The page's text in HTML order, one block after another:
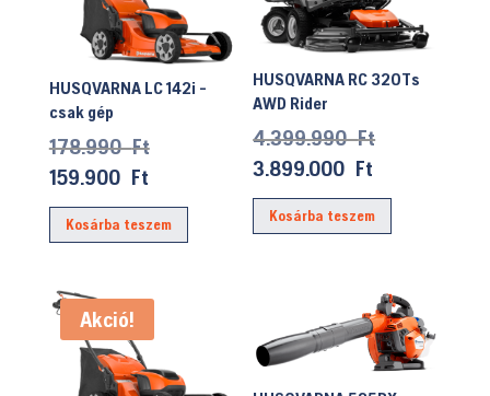
HUSQVARNA LC 142i -
csak gép
178.990FtOriginal
was:
178.990 Ft.
159.900 FtCurrent
price
is:
Kosárba teszem
HUSQVARNA RC 320Ts
AWD Rider
4.399.990FtOriginal
was:
4.399.990
3.899.000 Ft
price
is:
Kosárba teszem
Akció!